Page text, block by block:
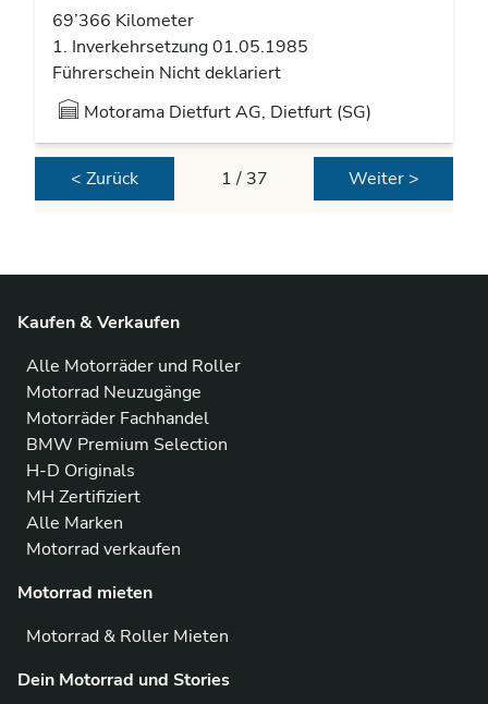
69’366 Kilometer
1. Inverkehrsetzung 01.05.1985
Führerschein Nicht deklariert
Motorama Dietfurt AG, Dietfurt (SG)
< Zurück 1 / 37 Weiter >
Kaufen & Verkaufen
Alle Motorräder und Roller
Motorrad Neuzugänge
Motorräder Fachhandel
BMW Premium Selection
H-D Originals
MH Zertifiziert
Alle Marken
Motorrad verkaufen
Motorrad mieten
Motorrad & Roller Mieten
Dein Motorrad und Stories